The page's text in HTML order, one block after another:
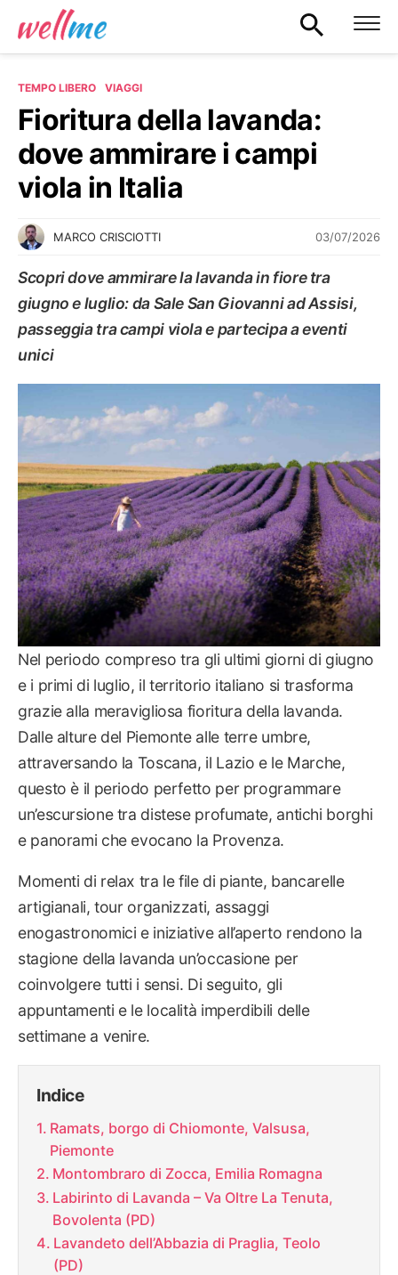
TEMPO LIBERO VIAGGI
Fioritura della lavanda:
dove ammirare i campi
viola in Italia
MARCO CRISCIOTTI 03/07/2026
Scopri dove ammirare la lavanda in fiore tra
giugno e luglio: da Sale San Giovanni ad Assisi,
passeggia tra campi viola e partecipa a eventi
unici
Nel periodo compreso tra gli ultimi giorni di giugno
e i primi di luglio, il territorio italiano si trasforma
grazie alla meravigliosa fioritura della lavanda.
Dalle alture del Piemonte alle terre umbre,
attraversando la Toscana, il Lazio e le Marche,
questo è il periodo perfetto per programmare
un’escursione tra distese profumate, antichi borghi
e panorami che evocano la Provenza.
Momenti di relax tra le file di piante, bancarelle
artigianali, tour organizzati, assaggi
enogastronomici e iniziative all’aperto rendono la
stagione della lavanda un’occasione per
coinvolgere tutti i sensi. Di seguito, gli
appuntamenti e le località imperdibili delle
settimane a venire.
Indice
Ramats, borgo di Chiomonte, Valsusa,
Piemonte
Montombraro di Zocca, Emilia Romagna
Labirinto di Lavanda – Va Oltre La Tenuta,
Bovolenta (PD)
Lavandeto dell’Abbazia di Praglia, Teolo
(PD)